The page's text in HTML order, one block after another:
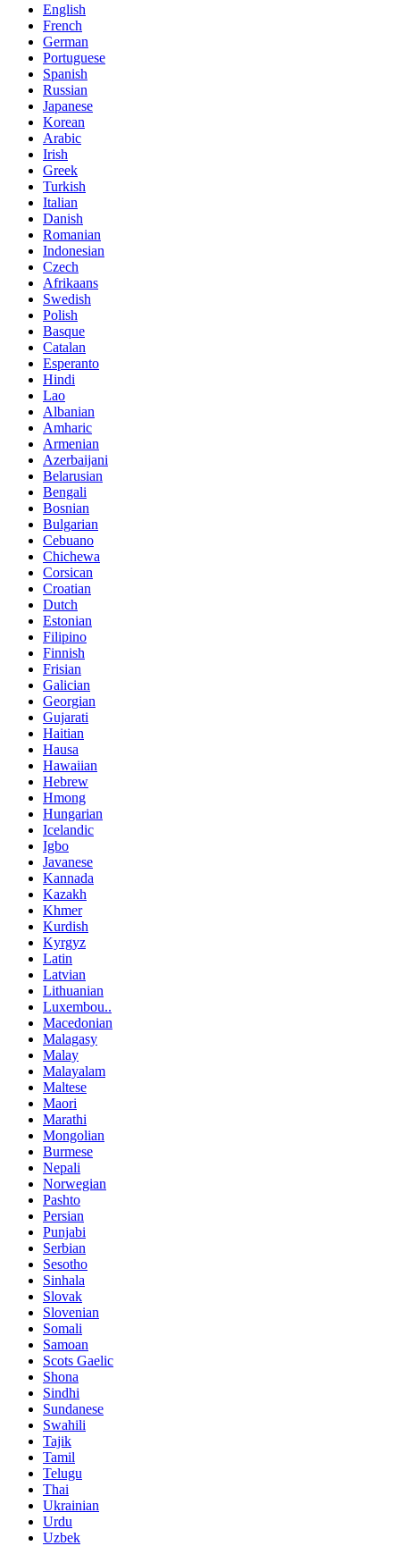
English
French
German
Portuguese
Spanish
Russian
Japanese
Korean
Arabic
Irish
Greek
Turkish
Italian
Danish
Romanian
Indonesian
Czech
Afrikaans
Swedish
Polish
Basque
Catalan
Esperanto
Hindi
Lao
Albanian
Amharic
Armenian
Azerbaijani
Belarusian
Bengali
Bosnian
Bulgarian
Cebuano
Chichewa
Corsican
Croatian
Dutch
Estonian
Filipino
Finnish
Frisian
Galician
Georgian
Gujarati
Haitian
Hausa
Hawaiian
Hebrew
Hmong
Hungarian
Icelandic
Igbo
Javanese
Kannada
Kazakh
Khmer
Kurdish
Kyrgyz
Latin
Latvian
Lithuanian
Luxembou..
Macedonian
Malagasy
Malay
Malayalam
Maltese
Maori
Marathi
Mongolian
Burmese
Nepali
Norwegian
Pashto
Persian
Punjabi
Serbian
Sesotho
Sinhala
Slovak
Slovenian
Somali
Samoan
Scots Gaelic
Shona
Sindhi
Sundanese
Swahili
Tajik
Tamil
Telugu
Thai
Ukrainian
Urdu
Uzbek